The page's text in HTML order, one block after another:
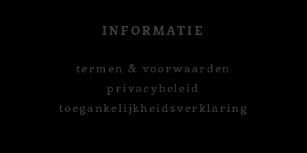
INFORMATIE
termen & voorwaarden
privacybeleid
toegankelijkheidsverklaring